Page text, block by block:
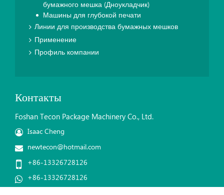
бумажного мешка (Дноукладчик)
Машины для глубокой печати
Линии для производства бумажных мешков
Применение
Профиль компании
Контакты
Foshan Tecon Package Machinery Co., Ltd.
Isaac Cheng
newtecon@hotmail.com
+86-13326728126
+86-13326728126